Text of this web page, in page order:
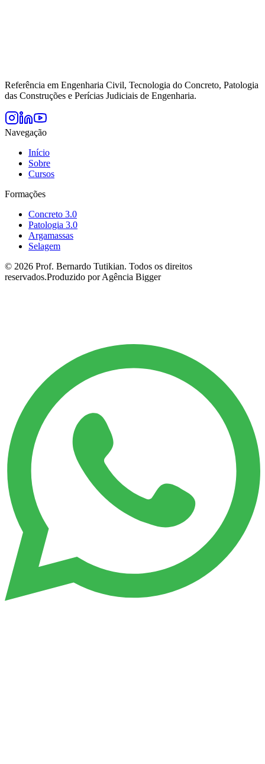
Referência em Engenharia Civil, Tecnologia do Concreto, Patologia
das Construções e Perícias Judiciais de Engenharia.
Navegação
Início
Sobre
Cursos
Formações
Concreto 3.0
Patologia 3.0
Argamassas
Selagem
© 2026 Prof. Bernardo Tutikian. Todos os direitos
reservados.Produzido por Agência Bigger